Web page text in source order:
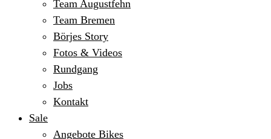
Team Augustfehn
Team Bremen
Börjes Story
Fotos & Videos
Rundgang
Jobs
Kontakt
Sale
Angebote Bikes